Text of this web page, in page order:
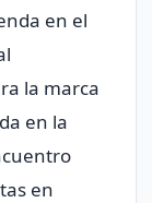
en el
la marca
en la
en